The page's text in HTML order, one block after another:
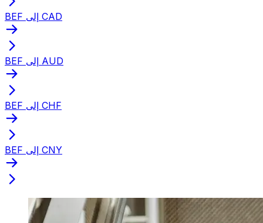
BEF إلى CAD
BEF إلى AUD
BEF إلى CHF
BEF إلى CNY